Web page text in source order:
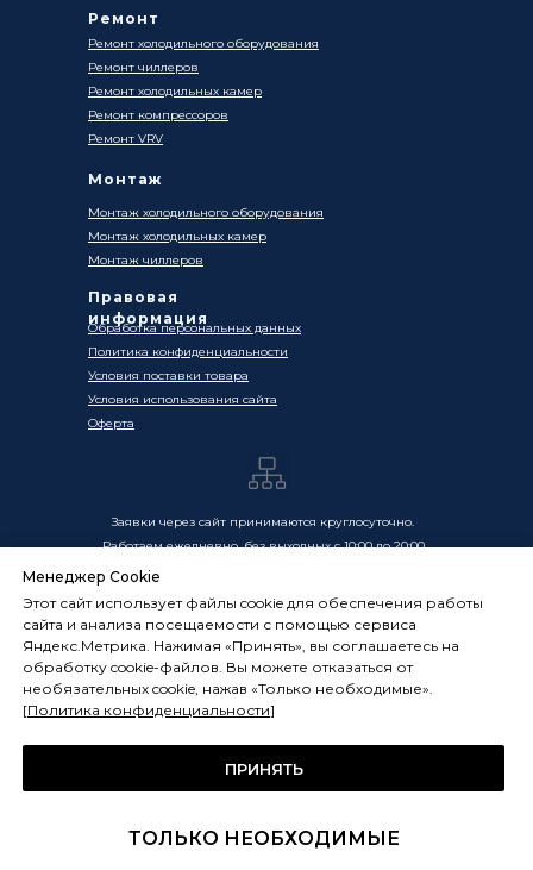
Ремонт
Цены, указанные на сайте, носят информационный
характер и не являются публичной офертой в смысле
ст. 437 ГК РФ. Окончательная стоимость товаров и услуг
определяется индивидуально и фиксируется в
Спецификации. Условия оказания услуг определяются
публичной офертой, размещённой по адресу:
Заявки через сайт принимаются круглосуточно.
Работаем ежедневно, без выходных с 10:00 до 20:00
Обработка персональных данных
Политика конфиденциальности
Условия поставки товара
Оферта
Условия использования сайта
Ремонт холодильного оборудования
Ремонт чиллеров
Ремонт холодильных камер
Ремонт компрессоров
Ремонт VRV
Монтаж
Правовая
информация
Монтаж холодильного оборудования
Монтаж чиллеров
Монтаж холодильных камер
Менеджер Cookie
Этот сайт использует файлы cookie для обеспечения работы
сайта и анализа посещаемости с помощью сервиса
Яндекс.Метрика. Нажимая «Принять», вы соглашаетесь на
обработку cookie-файлов. Вы можете отказаться от
необязательных cookie, нажав «Только необходимые».
[Политика конфиденциальности]
ПРИНЯТЬ
ТОЛЬКО НЕОБХОДИМЫЕ